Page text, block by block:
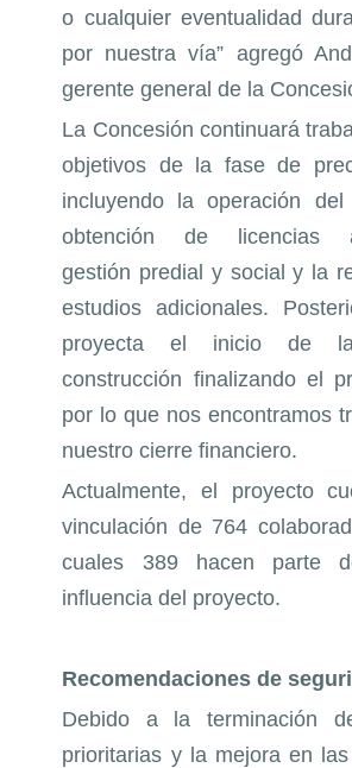
o cualquier eventualidad
por nuestra vía” agregó
gerente general de la
La Concesión continuará
objetivos de la fase de
incluyendo la operación
obtención de licencias
gestión predial y social y la
estudios adicionales.
proyecta el inicio de
construcción finalizando el
por lo que nos encontramos
nuestro cierre financiero.
Actualmente, el proyecto
vinculación de 764
cuales 389 hacen parte
influencia del proyecto.
Recomendaciones de
Debido a la terminación
prioritarias y la mejora en